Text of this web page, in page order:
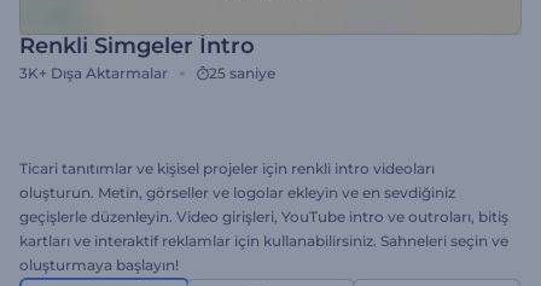
Renkli Simgeler İntro
3K+ Dışa Aktarmalar 25 saniye
Ticari tanıtımlar ve kişisel projeler için renkli intro videoları
oluşturun. Metin, görseller ve logolar ekleyin ve en sevdiğiniz
geçişlerle düzenleyin. Video girişleri, YouTube intro ve outroları, bitiş
kartları ve interaktif reklamlar için kullanabilirsiniz. Sahneleri seçin ve
oluşturmaya başlayın!